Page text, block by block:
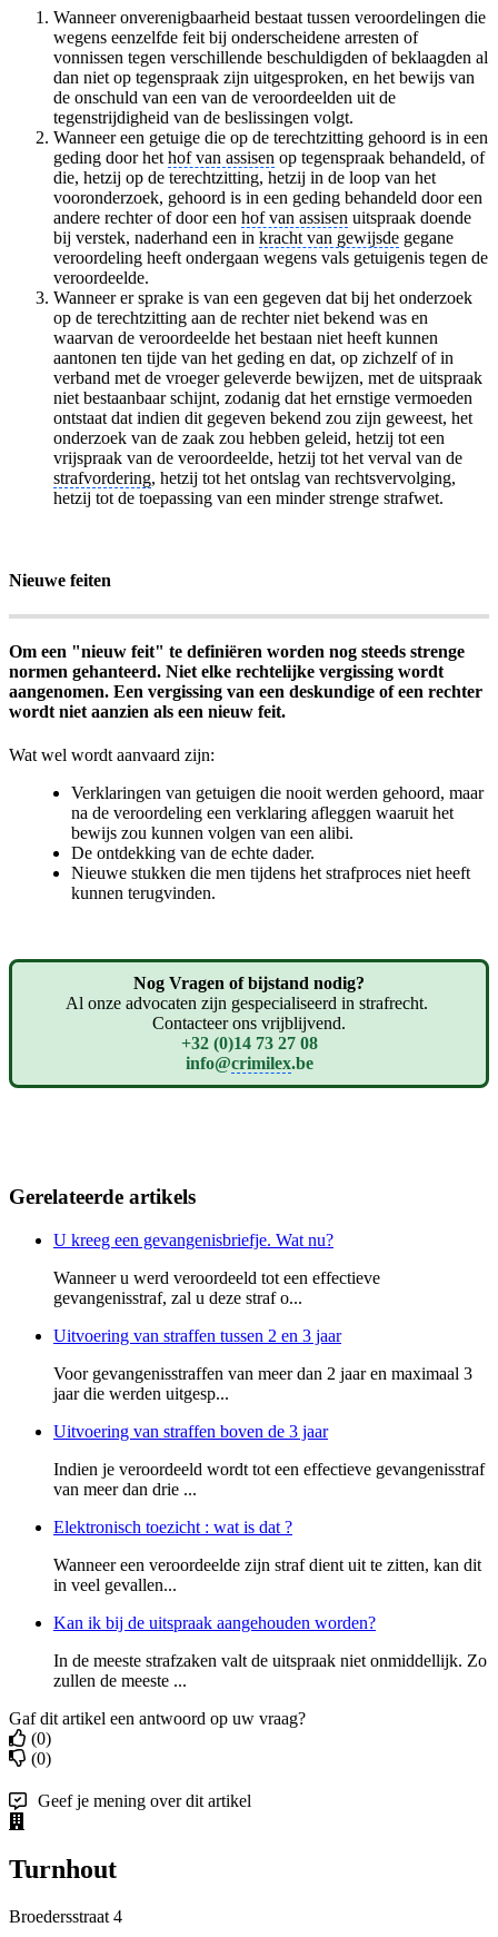
Wanneer onverenigbaarheid bestaat tussen veroordelingen die
wegens eenzelfde feit bij onderscheidene arresten of
vonnissen tegen verschillende beschuldigden of beklaagden al
dan niet op tegenspraak zijn uitgesproken, en het bewijs van
de onschuld van een van de veroordeelden uit de
tegenstrijdigheid van de beslissingen volgt.
Wanneer een getuige die op de terechtzitting gehoord is in een
geding door hethof van assisen op tegenspraak behandeld, of
die, hetzij op de terechtzitting, hetzij in de loop van het
vooronderzoek, gehoord is in een geding behandeld door een
andere rechter of door een hof van assisen uitspraak doende
bij verstek, naderhand een in kracht van gewijsde gegane
veroordeling heeft ondergaan wegens vals getuigenis tegen de
veroordeelde.
Wanneer er sprake is van een gegeven dat bij het onderzoek
op de terechtzitting aan de rechter niet bekend was en
waarvan de veroordeelde het bestaan niet heeft kunnen
aantonen ten tijde van het geding en dat, op zichzelf of in
verband met de vroeger geleverde bewijzen, met de uitspraak
niet bestaanbaar schijnt, zodanig dat het ernstige vermoeden
ontstaat dat indien dit gegeven bekend zou zijn geweest, het
onderzoek van de zaak zou hebben geleid, hetzij tot een
vrijspraak van de veroordeelde, hetzij tot het verval van de
strafvordering, hetzij tot het ontslag van rechtsvervolging,
hetzij tot de toepassing van een minder strenge strafwet.
Nieuwe feiten
Om een "nieuw feit" te definiëren worden nog steeds strenge
normen gehanteerd. Niet elke rechtelijke vergissing wordt
aangenomen. Een vergissing van een deskundige of een rechter
wordt niet aanzien als een nieuw feit.
Wat wel wordt aanvaard zijn:
Verklaringen van getuigen die nooit werden gehoord, maar
na de veroordeling een verklaring afleggen waaruit het
bewijs zou kunnen volgen van een alibi.
De ontdekking van de echte dader.
Nieuwe stukken die men tijdens het strafproces niet heeft
kunnen terugvinden.
Nog Vragen of bijstand nodig?
Al onze advocaten zijn gespecialiseerd in strafrecht.
Contacteer ons vrijblijvend.
+32 (0)14 73 27 08
info@crimilex.be
Gerelateerde artikels
U kreeg een gevangenisbriefje. Wat nu?
Wanneer u werd veroordeeld tot een effectieve
gevangenisstraf, zal u deze straf o...
Uitvoering van straffen tussen 2 en 3 jaar
Voor gevangenisstraffen van meer dan 2 jaar en maximaal 3
jaar die werden uitgesp...
Uitvoering van straffen boven de 3 jaar
Indien je veroordeeld wordt tot een effectieve gevangenisstraf
van meer dan drie ...
Elektronisch toezicht : wat is dat ?
Wanneer een veroordeelde zijn straf dient uit te zitten, kan dit
in veel gevallen...
Kan ik bij de uitspraak aangehouden worden?
In de meeste strafzaken valt de uitspraak niet onmiddellijk. Zo
zullen de meeste ...
Gaf dit artikel een antwoord op uw vraag?
(0)
(0)
Geef je mening over dit artikel
Turnhout
Broedersstraat 4